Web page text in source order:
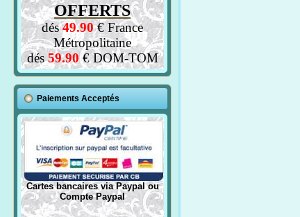
OFFERTS
dés49.90€ France
Métropolitaine
dés59.90€ DOM-TOM
Paiements Acceptés
Cartes bancaires via Paypal ou
Compte Paypal